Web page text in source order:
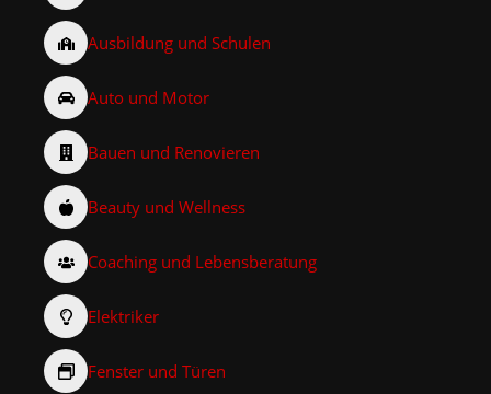
Ausbildung und Schulen
Auto und Motor
Bauen und Renovieren
Beauty und Wellness
Coaching und Lebensberatung
Elektriker
Fenster und Türen